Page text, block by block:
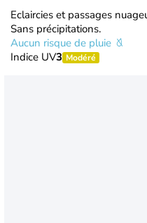
Eclaircies et passages
Sans précipitations.
Aucun risque de pluie
Indice UV3 Modéré